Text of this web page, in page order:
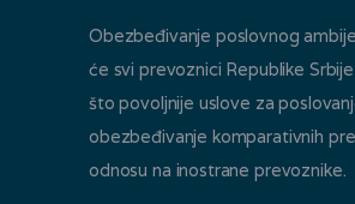
Obezbeđivanje poslovnog
će svi prevoznici Republike
što povoljnije uslove za
obezbeđivanje komparativnih
odnosu na inostrane prevoznike.